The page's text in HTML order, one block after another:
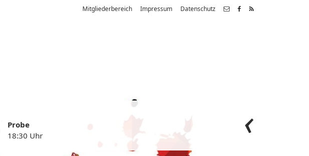
Mitgliederbereich Impressum Datenschutz
Probe
18:30 Uhr